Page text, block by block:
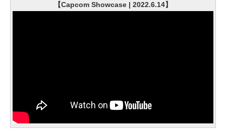
【Capcom Showcase | 2022.6.14】